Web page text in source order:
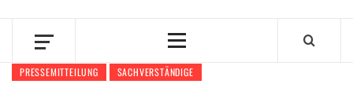
Primary
PRESSEMITTEILUNG SACHVERSTÄNDIGE